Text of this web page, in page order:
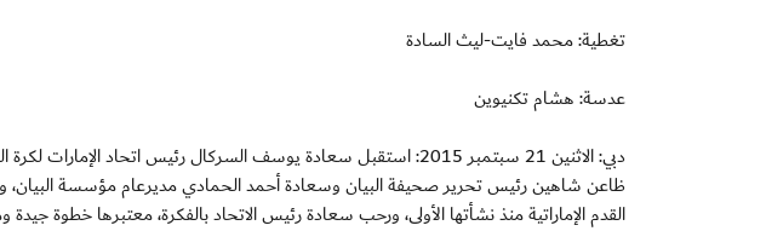
تغطية: محمد فايت-ليث السادة
عدسة: هشام تكنيوين
دبي: الاثنين 21 سبتمبر 2015: استقبل سعادة يوسف السركال رئيس اتحاد
ظاعن شاهين رئيس تحرير صحيفة البيان وسعادة أحمد الحمادي مديرعام مؤسسة البيان،
القدم الإماراتية منذ نشأتها الأولى، ورحب سعادة رئيس الاتحاد بالفكرة، معتبرها خطوة جيدة